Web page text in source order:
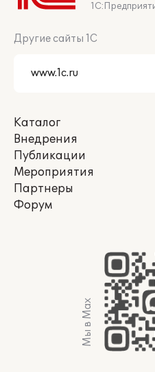
Другие сайты 1С
Каталог
Внедрения
Публикации
Мероприятия
Партнеры
Форум
Мы в Max